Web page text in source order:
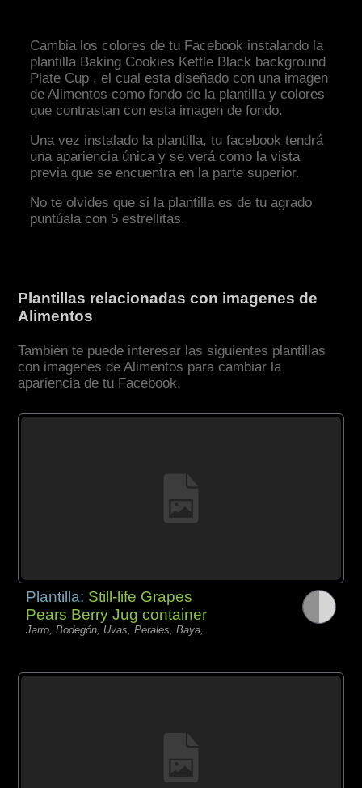
Cambia los colores de tu Facebook instalando la
plantilla Baking Cookies Kettle Black background
Plate Cup , el cual esta diseñado con una imagen
de Alimentos como fondo de la plantilla y colores
que contrastan con esta imagen de fondo.
Una vez instalado la plantilla, tu facebook tendrá
una apariencia única y se verá como la vista
previa que se encuentra en la parte superior.
No te olvides que si la plantilla es de tu agrado
puntúala con 5 estrellitas.
Plantillas relacionadas con imagenes de
Alimentos
También te puede interesar las siguientes plantillas
con imagenes de Alimentos para cambiar la
apariencia de tu Facebook.
Plantilla: Still-life Grapes
Pears Berry Jug container
Jarro, Bodegón, Uvas, Perales, Baya,